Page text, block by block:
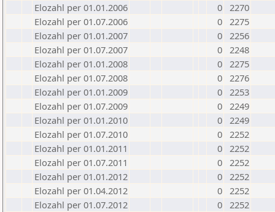
Elozahl per 01.01.2006
0 2270
Elozahl per 01.07.2006
0 2275
Elozahl per 01.01.2007
0 2256
Elozahl per 01.07.2007
0 2248
Elozahl per 01.01.2008
0 2275
Elozahl per 01.07.2008
0 2276
Elozahl per 01.01.2009
0 2253
Elozahl per 01.07.2009
0 2249
Elozahl per 01.01.2010
0 2249
Elozahl per 01.07.2010
0 2252
Elozahl per 01.01.2011
0 2252
Elozahl per 01.07.2011
0 2252
Elozahl per 01.01.2012
0 2252
Elozahl per 01.04.2012
0 2252
Elozahl per 01.07.2012
0 2252